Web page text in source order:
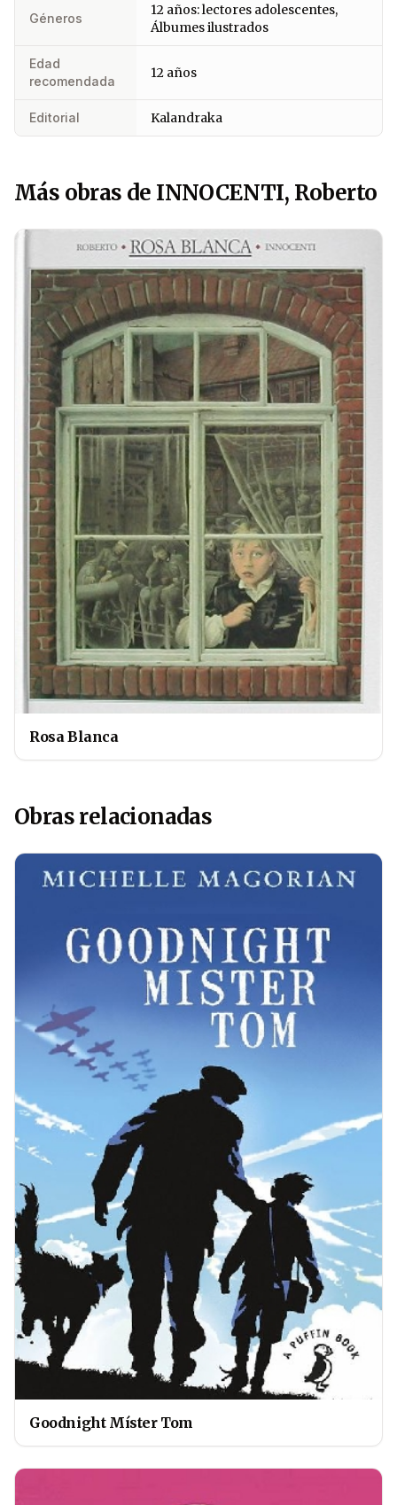
Géneros
12 años: lectores adolescentes,
Álbumes ilustrados
Edad
recomendada
12 años
Editorial Kalandraka
Más obras de INNOCENTI, Roberto
Rosa Blanca
Obras relacionadas
Goodnight Míster Tom